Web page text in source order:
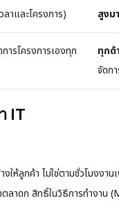
ลาและโครงการ) สูงม
ารโครงการเองทุก
ทุกด้
จัดก
IT
ให้ลูกค้า ไม่ใช่ตามชั่วโมงงาน
ลาดก สิทธิ์ในวิธีการทำงาน